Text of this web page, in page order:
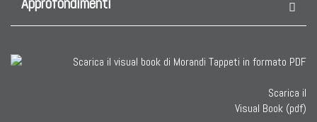
Scarica il
Visual Book (pdf)